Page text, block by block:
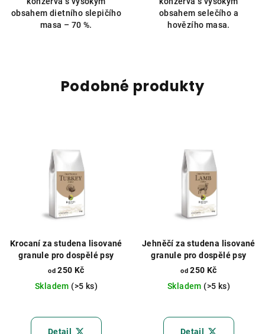
obsahem dietního slepičího
masa – 70 %.
5
hvězdiček.
obsahem selečího a
hovězího masa.
Podobné produkty
Krocaní za studena lisované
granule pro dospělé psy
od 250 Kč
Skladem (>5 ks)
Detail
Jehněčí za studena lisované
granule pro dospělé psy
od 250 Kč
Skladem (>5 ks)
hodnocení
produktu
Detail